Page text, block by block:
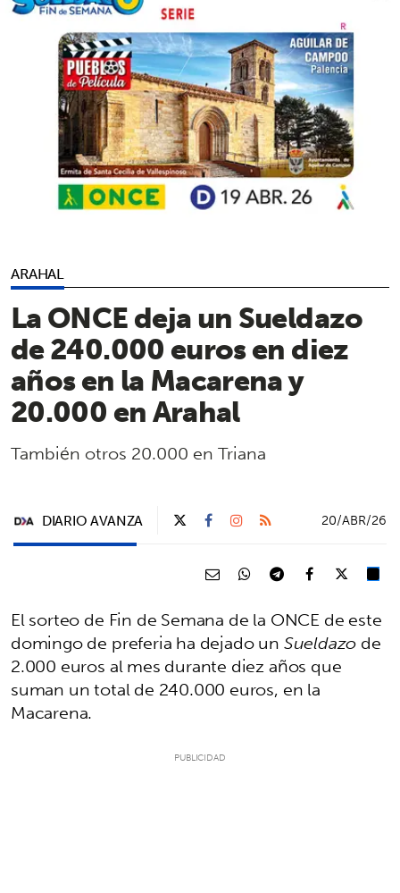
ARAHAL
La ONCE deja un Sueldazo
de 240.000 euros en diez
años en la Macarena y
20.000 en Arahal
También otros 20.000 en Triana
DIARIO AVANZA 20/ABR/26
El sorteo de Fin de Semana de la ONCE de este
domingo de preferia ha dejado unSueldazode
2.000 euros al mes durante diez años que
suman un total de 240.000 euros, en la
Macarena.